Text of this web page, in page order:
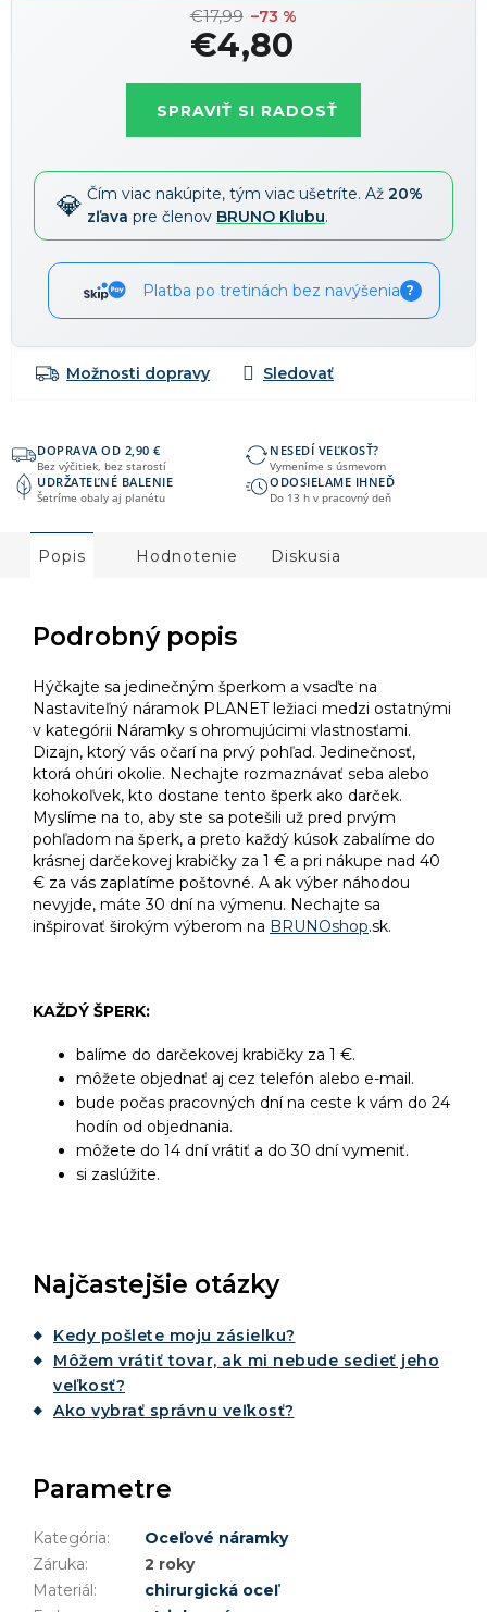
€17,99 –73 %
€4,80
SPRAVIŤ SI RADOSŤ
Čím viac nakúpite, tým viac ušetríte. Až 20%
zľava pre členov BRUNO Klubu.
Platba po tretinách bez navýšenia ?
Možnosti dopravy
DOPRAVA OD 2,90 €
Bez výčitiek, bez starostí
NESEDÍ VEĽKOSŤ?
Vymeníme s úsmevom
UDRŽATEĽNÉ BALENIE
Šetríme obaly aj planétu
ODOSIELAME IHNEĎ
Do 13 h v pracovný deň
Popis Hodnotenie Diskusia
Podrobný popis
Hýčkajte sa jedinečným šperkom a vsaďte na
Nastaviteľný náramok PLANET ležiaci medzi ostatnými
v kategórii Náramky s ohromujúcimi vlastnosťami.
Dizajn, ktorý vás očarí na prvý pohľad. Jedinečnosť,
ktorá ohúri okolie. Nechajte rozmaznávať seba alebo
kohokoľvek, kto dostane tento šperk ako darček.
Myslíme na to, aby ste sa potešili už pred prvým
pohľadom na šperk, a preto každý kúsok zabalíme do
krásnej darčekovej krabičky za 1 € a pri nákupe nad 40
€ za vás zaplatíme poštovné. A ak výber náhodou
nevyjde, máte 30 dní na výmenu. Nechajte sa
inšpirovať širokým výberom na BRUNOshop.sk.
KAŽDÝ ŠPERK:
balíme do darčekovej krabičky za 1 €.
môžete objednať aj cez telefón alebo e-mail.
bude počas pracovných dní na ceste k vám do 24
hodín od objednania.
môžete do 14 dní vrátiť a do 30 dní vymeniť.
si zaslúžite.
Najčastejšie otázky
Kedy pošlete moju zásielku?
Môžem vrátiť tovar, ak mi nebude sedieť jeho
veľkosť?
Ako vybrať správnu veľkosť?
Parametre
Kategória:
Oceľové náramky
Záruka:
2 roky
Materiál :
chirurgická oceľ